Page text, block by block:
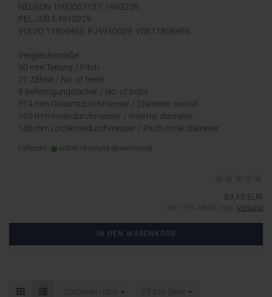
NEUSON 1000067137, 1902229
PEL JOB E4910029
VOLVO 11806465, PJ4910029, VOE11806465
Vergleichsmaße:
90 mm Teilung / Pitch
21 Zähne / No. of teeth
9 Befestigungslöcher / No. of bolts
314 mm Gesamtdurchmesser / Diameter overall
160 mm Innendurchmesser / Internal diameter
180 mm Lochkreisdurchmesser / Pitch circle diameter
Lieferzeit: sofort (Ausland abweichend)
89,13 EUR
inkl. 19% MwSt. zzgl. Versand
IN DEN WARENKORB
Sortieren nach 25 pro Seite